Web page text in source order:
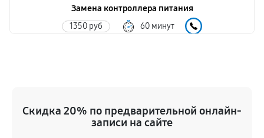
Замена контроллера питания
1350 руб 60 минут
720 руб 60 минут
Скидка 20% по предварительной онлайн-
записи на сайте